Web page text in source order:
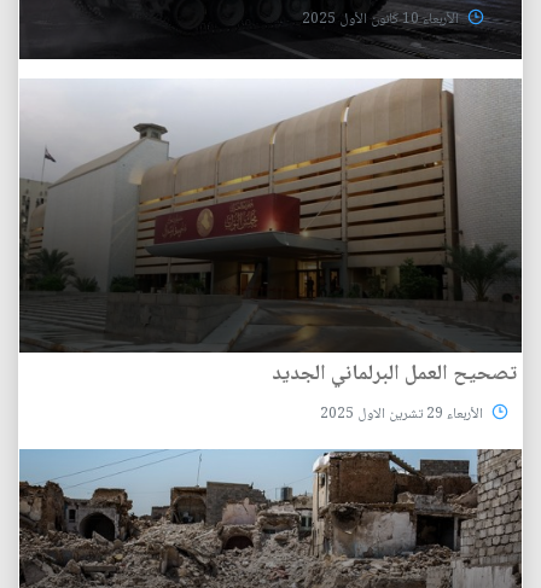
الأربعاء 10 كانون الأول 2025
تصحيح العمل البرلماني الجديد
الأربعاء 29 تشرين الاول 2025